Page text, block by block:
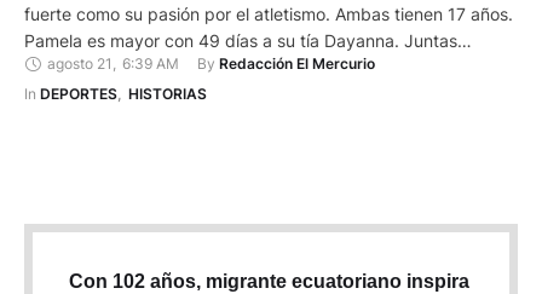
fuerte como su pasión por el atletismo. Ambas tienen 17 años.
Pamela es mayor con 49 días a su tía Dayanna. Juntas
representarán al país en el Campeonato Mundial de Atletismo
U20 que se realizará en Lima, Perú, del 27 al 31 de agosto.
agosto 21 6:39 AM By Redacción El Mercurio
In DEPORTES, HISTORIAS
Con 102 años, migrante ecuatoriano inspira